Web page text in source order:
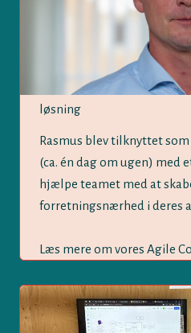
løsning
Rasmus blev tilknyttet
(ca. én dag om ugen) med
hjælpe teamet med at
forretningsnærhed i deres
Læs mere om vores Agile